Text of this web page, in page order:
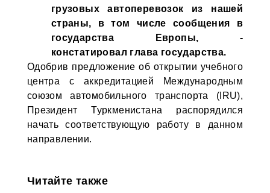
грузовых автоперевозок из нашей
страны, в том числе сообщения в
государства Европы, -
констатировал глава государства.
Одобрив предложение об открытии учебного
центра с аккредитацией Между­народным
союзом автомобильного транспорта (IRU),
Президент Туркменистана распорядился
начать соответствующую работу в данном
направлении.
Читайте также